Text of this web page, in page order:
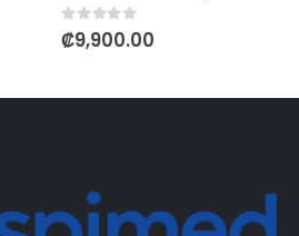
0out of 5
₡9,900.00